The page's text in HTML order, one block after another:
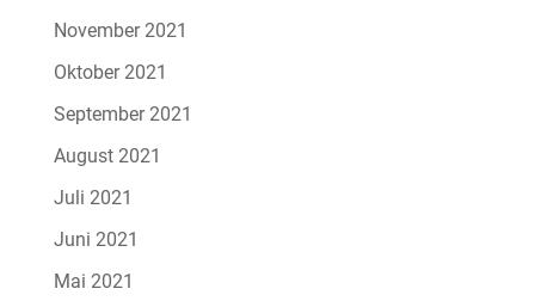
November 2021
Oktober 2021
September 2021
August 2021
Juli 2021
Juni 2021
Mai 2021